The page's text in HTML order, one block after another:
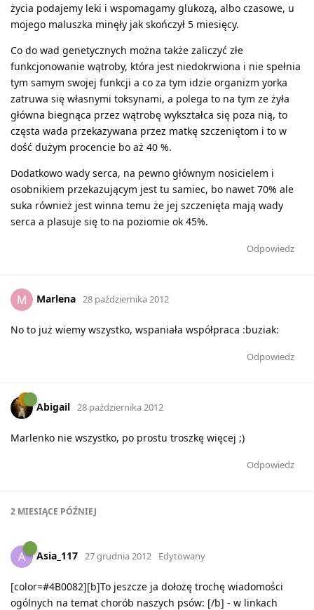
życia podajemy leki i wspomagamy glukozą, albo czasowe, u
mojego maluszka minęły jak skończył 5 miesięcy.
Co do wad genetycznych można także zaliczyć złe
funkcjonowanie wątroby, która jest niedokrwiona i nie spełnia
tym samym swojej funkcji a co za tym idzie organizm yorka
zatruwa się własnymi toksynami, a polega to na tym ze żyła
główna biegnąca przez wątrobę wykształca się poza nią, to
częsta wada przekazywana przez matkę szczeniętom i to w
dość dużym procencie bo aż 40 %.
Dodatkowo wady serca, na pewno głównym nosicielem i
osobnikiem przekazującym jest tu samiec, bo nawet 70% ale
suka również jest winna temu że jej szczenięta mają wady
serca a plasuje się to na poziomie ok 45%.
Odpowiedz
M Marlena 28 października 2012
No to już wiemy wszystko, wspaniała współpraca :buziak:
Odpowiedz
Abigail 28 października 2012
Marlenko nie wszystko, po prostu troszkę więcej ;)
Odpowiedz
2 MIESIĄCE PÓŹNIEJ
A Asia_117 27 grudnia 2012 Edytowany
[color=#4B0082][b]To jeszcze ja dołożę trochę wiadomości
ogólnych na temat chorób naszych psów: [/b] - w linkach